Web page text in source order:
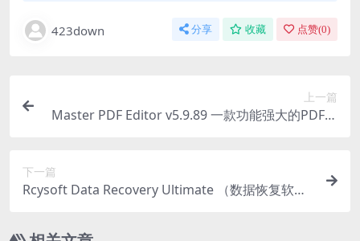
423down 分享 收藏 点赞(0)
上一篇
Master PDF Editor v5.9.89 一款功能强大的PDF编
下一篇
Rcysoft Data Recovery Ultimate （数据恢复软